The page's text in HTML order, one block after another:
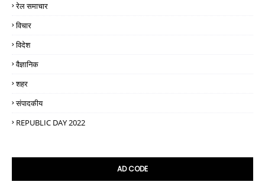
रेल समाचार
विचार
विदेश
वैज्ञानिक
शहर
संपादकीय
REPUBLIC DAY 2022
AD CODE